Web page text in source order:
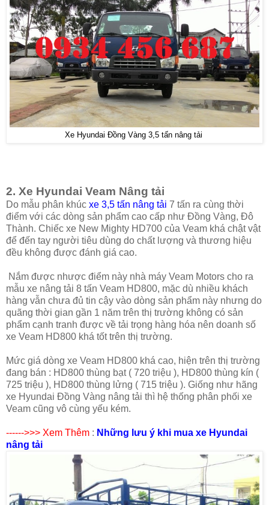
Xe Hyundai Đồng Vàng 3,5 tấn nâng tải
2. Xe Hyundai Veam Nâng tải
Do mẫu phân khúc xe 3,5 tấn nâng tải 7 tấn ra cùng thời
điểm với các dòng sản phẩm cao cấp như Đồng Vàng, Đô
Thành. Chiếc xe New Mighty HD700 của Veam khá chật vật
để đến tay người tiêu dùng do chất lượng và thương hiệu
đều không được đánh giá cao.
Nắm được nhược điểm này nhà máy Veam Motors cho ra
mẫu xe nâng tải 8 tấn Veam HD800, mặc dù nhiều khách
hàng vẫn chưa đủ tin cậy vào dòng sản phẩm này nhưng do
quãng thời gian gần 1 năm trên thị trường không có sản
phẩm cạnh tranh được về tải trọng hàng hóa nên doanh số
xe Veam HD800 khá tốt trên thị trường.
Mức giá dòng xe Veam HD800 khá cao, hiện trên thị trường
đang bán : HD800 thùng bạt ( 720 triệu ), HD800 thùng kín (
725 triệu ), HD800 thùng lửng ( 715 triệu ). Giống như hãng
xe Hyundai Đồng Vàng nâng tải thì hệ thống phân phối xe
Veam cũng vô cùng yếu kém.
------>>> Xem Thêm : Những lưu ý khi mua xe Hyundai
nâng tải